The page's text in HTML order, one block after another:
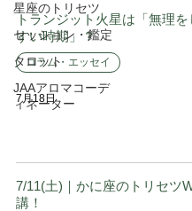
星座のトリセツ
セッション・鑑定
タロット
JAAアロマコーデ
ィネーター
トランジット火星は「無理を
すい時期」？
コラム・エッセイ
7月18日
7/11(土)｜かに座のトリセツ
講！